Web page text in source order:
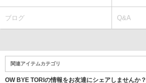
ブログ Q&A
関連アイテムカテゴリ
OW BYE TORIの情報をお友達にシェアしませんか？